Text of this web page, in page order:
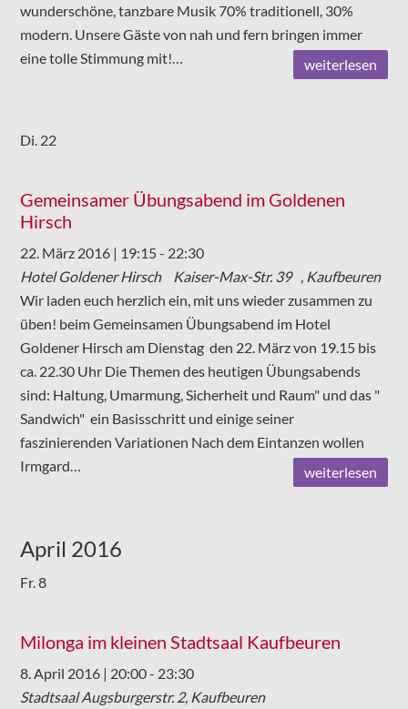
wunderschöne, tanzbare Musik 70% traditionell, 30%
modern. Unsere Gäste von nah und fern bringen immer
eine tolle Stimmung mit!…
weiterlesen
Di. 22
Gemeinsamer Übungsabend im Goldenen
Hirsch
22. März 2016 | 19:15- 22:30
Hotel Goldener Hirsch Kaiser-Max-Str. 39 , Kaufbeuren
Wir laden euch herzlich ein, mit uns wieder zusammen zu
üben! beim Gemeinsamen Übungsabend im Hotel
Goldener Hirsch am Dienstag den 22. März von 19.15 bis
ca. 22.30 Uhr Die Themen des heutigen Übungsabends
sind: Haltung, Umarmung, Sicherheit und Raum" und das "
Sandwich" ein Basisschritt und einige seiner
faszinierenden Variationen Nach dem Eintanzen wollen
Irmgard…
weiterlesen
April 2016
Fr.8
Milonga im kleinen Stadtsaal Kaufbeuren
8. April 2016 | 20:00- 23:30
StadtsaalAugsburgerstr. 2, Kaufbeuren